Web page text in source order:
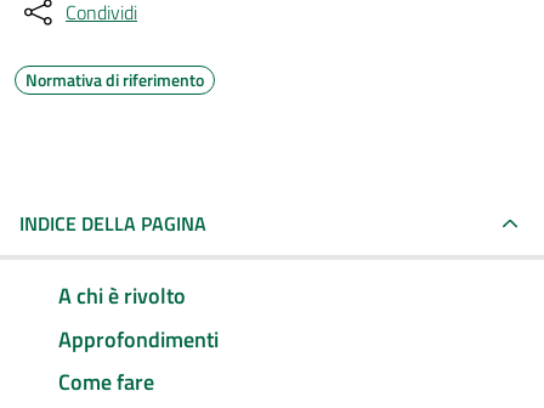
Condividi
Normativa di riferimento
INDICE DELLA PAGINA
A chi è rivolto
Approfondimenti
Come fare